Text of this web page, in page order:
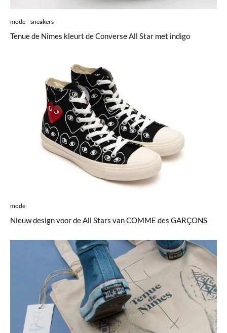
mode sneakers
Tenue de Nîmes kleurt de Converse All Star met indigo
mode
Nieuw design voor de All Stars van COMME des GARÇONS